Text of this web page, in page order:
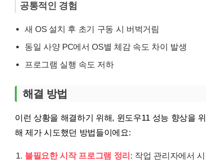
공통적인 경험
새 OS 설치 후 초기 구동 시 버벅거림
동일 사양 PC에서 OS별 체감 속도 차이 발생
프로그램 실행 속도 저하
해결 방법
이런 상황을 해결하기 위해, 윈도우11 성능 향상을 위
해 제가 시도했던 방법들이에요:
불필요한 시작 프로그램 정리 : 작업 관리자에서 시